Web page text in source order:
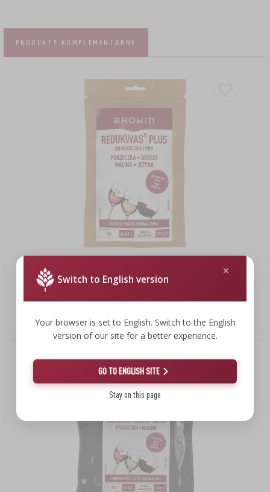
PRODUKTY KOMPLEMENTARNE
Redukwas® Plus - regulator kwasowości, 100 g
8,39 zł
Switch to English version
Your browser is set to English. Switch to the English
version of our site for a better experience.
GO TO ENGLISH SITE
Stay on this page